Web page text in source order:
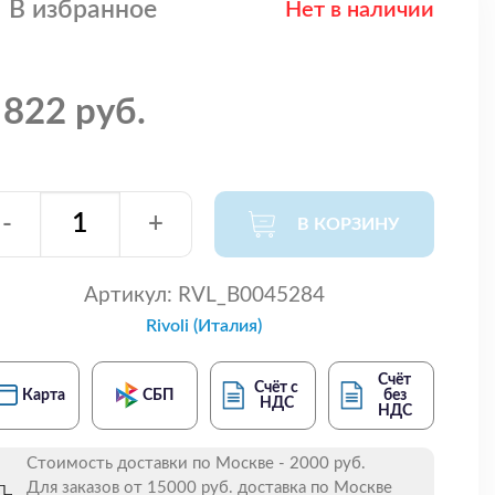
В избранное Нет в наличии
руб.
- + В КОРЗИНУ
Артикул: RVL_B0045284
Rivoli (Италия)
Карта СБП
Счёт с
НДС
Счёт
без
НДС
Стоимость доставки по Москве - 2000 руб.
Для заказов от 15000 руб. доставка по Москве